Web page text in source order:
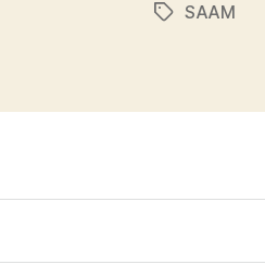
ZnačkySAAM